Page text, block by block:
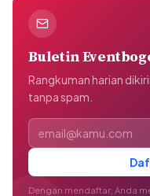
Buletin
Rangkuman harian
tanpa spam.
Alamat email
Dengan mendaftar, Anda